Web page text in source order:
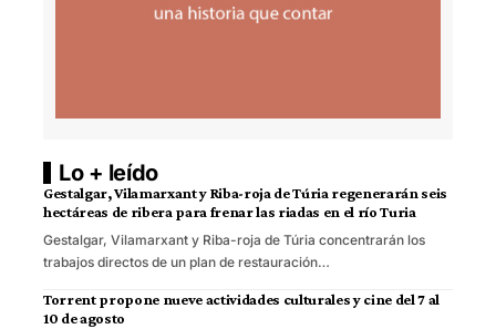
Lo + leído
Gestalgar, Vilamarxant y Riba-roja de Túria regenerarán seis
hectáreas de ribera para frenar las riadas en el río Turia
Gestalgar, Vilamarxant y Riba-roja de Túria concentrarán los
trabajos directos de un plan de restauración…
Torrent propone nueve actividades culturales y cine del 7 al
10 de agosto